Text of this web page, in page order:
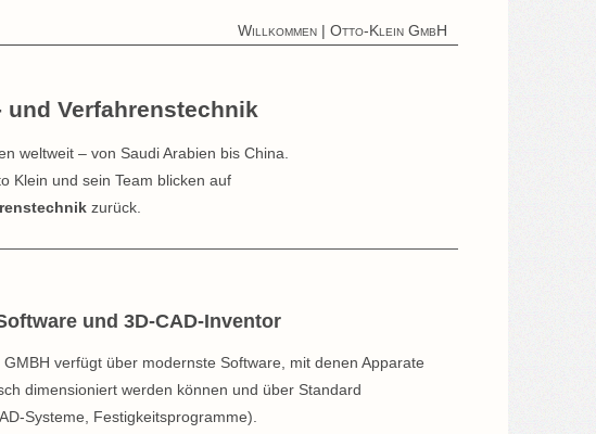
Willkommen | Otto-Klein GmbH
und Verfahrenstechnik
weltweit – von Saudi Arabien bis China.
Klein und sein Team blicken auf
zurück.
und 3D-CAD-Inventor
GMBH verfügt über modernste Software, mit denen Apparate
dimensioniert werden können und über Standard
Systeme, Festigkeitsprogramme).